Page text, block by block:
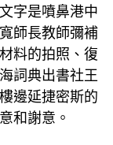
字是噴鼻港中
師長教師彌補
料的拍照、復
海詞典出書社王
邊延捷密斯的
和謝意。